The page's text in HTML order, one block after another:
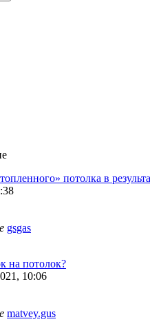
потолка в
gsgas
на потолок?
10:06
matvey.gus